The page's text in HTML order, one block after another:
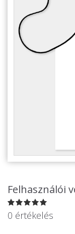
Alkalmakra
Ajándék Ötletek
Ajándék Nőknek
Névnapi ajándékok
Foglalkozás szerint
Sport/Hobbi
Felhasználói
0 értékelés